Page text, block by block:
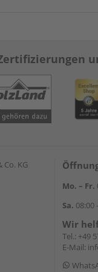
KG
Mo. – Fr.
Sa. 08:00
Wir
Tel.: +49
E-Mail: